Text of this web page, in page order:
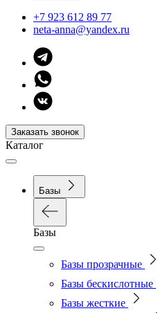
+7 923 612 89 77
neta-anna@yandex.ru
Заказать звонок
Каталог
Базы
Базы
Базы прозрачные
Базы бескислотные
Базы жесткие